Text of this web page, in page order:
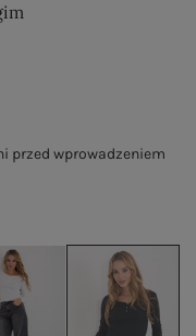
przed wprowadzeniem